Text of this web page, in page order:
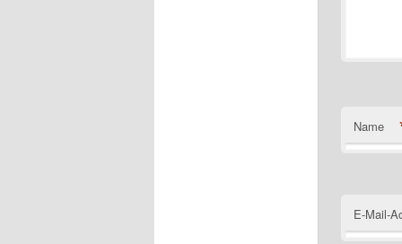
Name
E-Mail-